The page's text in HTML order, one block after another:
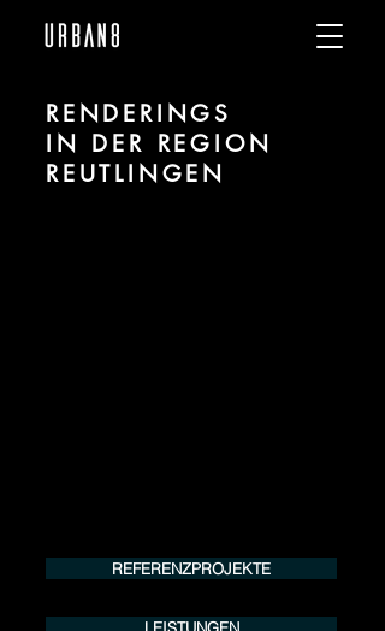
RENDERINGS
IN DER REGION
REUTLINGEN
REFERENZPROJEKTE